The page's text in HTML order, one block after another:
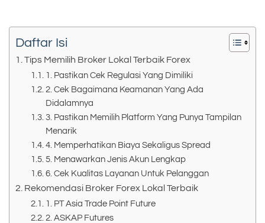
Daftar Isi
Tips Memilih Broker Lokal Terbaik Forex
1. Pastikan Cek Regulasi Yang Dimiliki
2. Cek Bagaimana Keamanan Yang Ada
Didalamnya
3. Pastikan Memilih Platform Yang Punya Tampilan
Menarik
4. Memperhatikan Biaya Sekaligus Spread
5. Menawarkan Jenis Akun Lengkap
6. Cek Kualitas Layanan Untuk Pelanggan
Rekomendasi Broker Forex Lokal Terbaik
1. PT Asia Trade Point Future
2. ASKAP Futures